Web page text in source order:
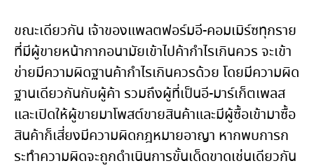
ขณะเดียวกัน เจ้าของแพลตฟอร์มอี-คอมเมิร์ซทุกราย
ที่มีผู้ขายหน้ากากอนามัยเข้าไปค้ากำไรเกินควร จะเข้า
ข่ายมีความผิดฐานค้ากำไรเกินควรด้วย โดยมีความผิด
ฐานเดียวกันกับผู้ค้า รวมถึงผู้ที่เป็นอี-มาร์เก็ตเพลส
และเปิดให้ผู้ขายมาโพสต์ขายสินค้าและมีผู้ซื้อเข้ามาซื้อ
สินค้าก็เสี่ยงมีความผิดกฎหมายอาญา หากพบการก
ระทำความผิดจะถูกดำเนินการขั้นเด็ดขาดเช่นเดียวกัน